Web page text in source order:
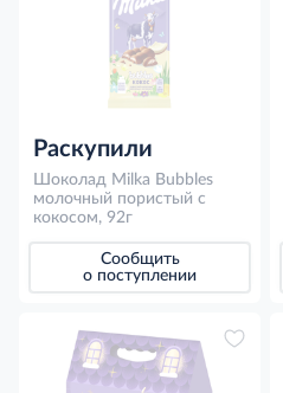
Раскупили
Шоколад Milka Bubbles
молочный пористый с
кокосом, 92г
Сообщить
о поступлении